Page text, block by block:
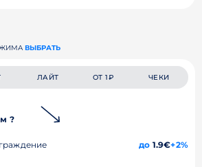
ВЫБРАТЬ
ЛАЙТ ОТ 1₽ ЧЕКИ
?
до 1.9€+2%